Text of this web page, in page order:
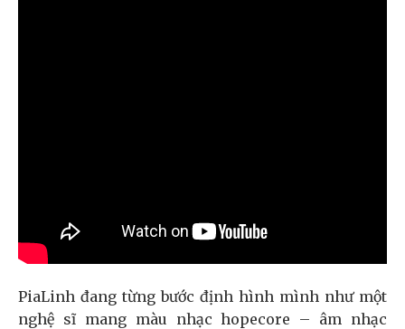
PiaLinh đang từng bước định hình mình như một
nghệ sĩ mang màu nhạc hopecore – âm nhạc